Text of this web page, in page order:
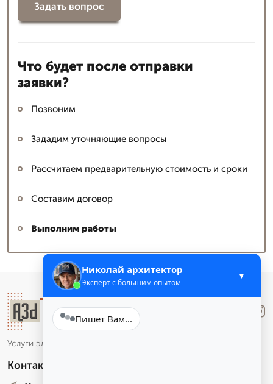
Задать вопрос
Что будет после отправки
заявки?
Позвоним
Зададим уточняющие вопросы
Рассчитаем предварительную стоимость и сроки
Составим договор
Выполним работы
Лучше.Звони
Услуги электронного маркетинга и аналитики
Контакты
Николай архитектор
Эксперт с большим опытом
▼
Пишет Вам...